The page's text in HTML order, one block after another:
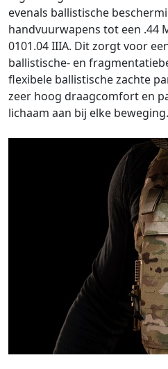
evenals ballistische
handvuurwapens tot een .44
0101.04 IIIA. Dit zorgt voor
ballistische- en
flexibele ballistische zachte
zeer hoog draagcomfort en
lichaam aan bij elke beweging.